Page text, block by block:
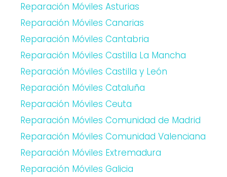
Reparación Móviles Asturias
Reparación Móviles Canarias
Reparación Móviles Cantabria
Reparación Móviles Castilla La Mancha
Reparación Móviles Castilla y León
Reparación Móviles Cataluña
Reparación Móviles Ceuta
Reparación Móviles Comunidad de Madrid
Reparación Móviles Comunidad Valenciana
Reparación Móviles Extremadura
Reparación Móviles Galicia